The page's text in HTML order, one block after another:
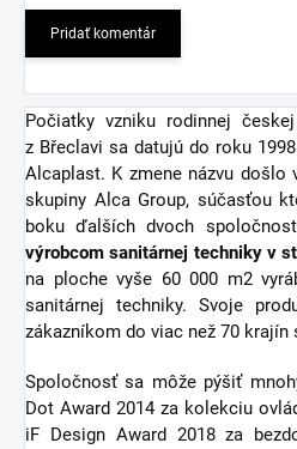
Pridať komentár
Počiatky vzniku rodinnej
z Břeclavi sa datujú do roku
Alcaplast. K zmene názvu došlo
skupiny Alca Group, súčasťou
boku ďalších dvoch
výrobcom sanitárnej techniky v
na ploche vyše 60 000 m2
sanitárnej techniky. Svoje
zákazníkom do viac než 70 krajín
Spoločnosť sa môže pýšiť
Dot Award 2014 za kolekciu
iF Design Award 2018 za